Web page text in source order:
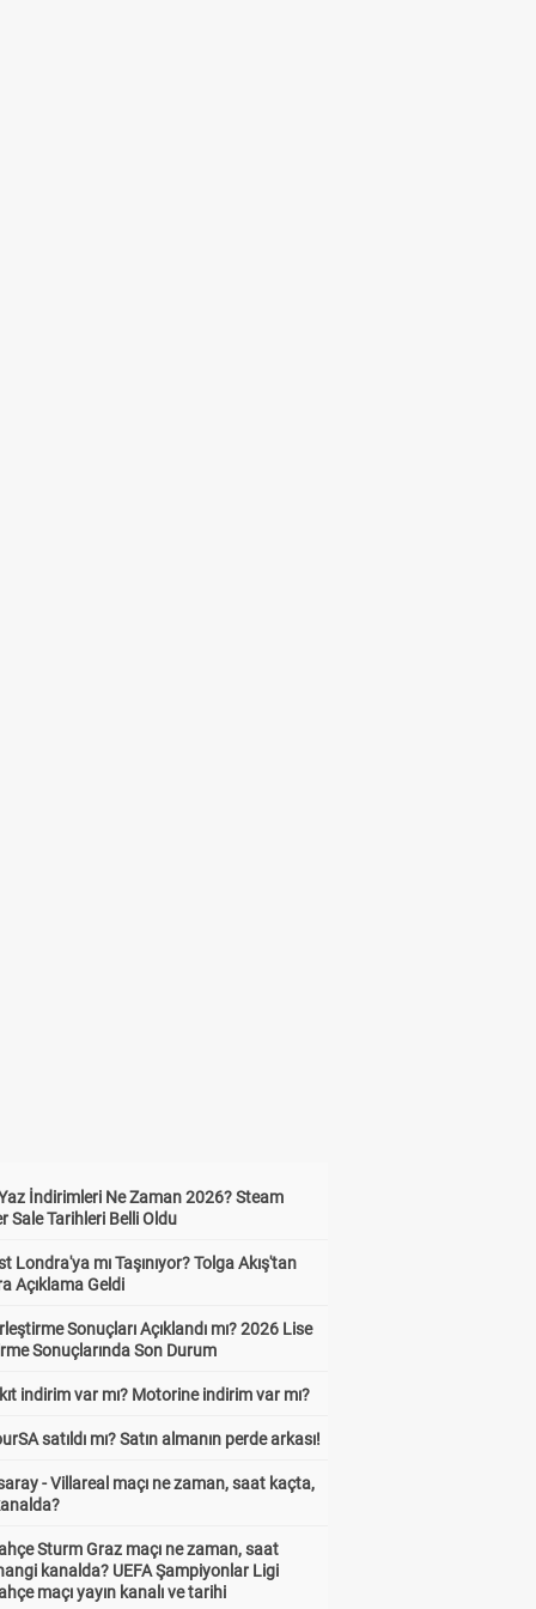
İndirimleri Ne Zaman 2026? Steam
Sale Tarihleri Belli Oldu
Londra'ya mı Taşınıyor? Tolga Akış'tan
Açıklama Geldi
Sonuçları Açıklandı mı? 2026 Lise
Sonuçlarında Son Durum
indirim var mı? Motorine indirim var mı?
satıldı mı? Satın almanın perde arkası!
- Villareal maçı ne zaman, saat kaçta,
Sturm Graz maçı ne zaman, saat
kanalda? UEFA Şampiyonlar Ligi
maçı yayın kanalı ve tarihi